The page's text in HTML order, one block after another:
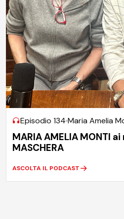
Episodio 134 Maria Amelia
MARIA AMELIA MONTI
MASCHERA
ASCOLTA IL PODCAST